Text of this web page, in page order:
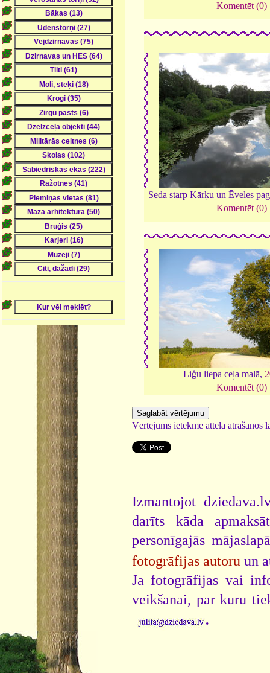
Komentēt (0)
Seda starp Kārķu un Ēveles
Komentēt (0)
Liģu liepa ceļa malā,
Komentēt (0)
Vērtējums ietekmē attēla atrašanos
Izmantojot
darīts kāda
personīgajās
fotogrāfijas autoru un
Ja fotogrāfijas vai
veikšanai, par kuru
.